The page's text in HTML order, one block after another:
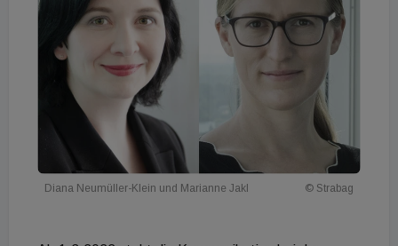
Diana Neumüller-Klein und Marianne Jakl © Strabag